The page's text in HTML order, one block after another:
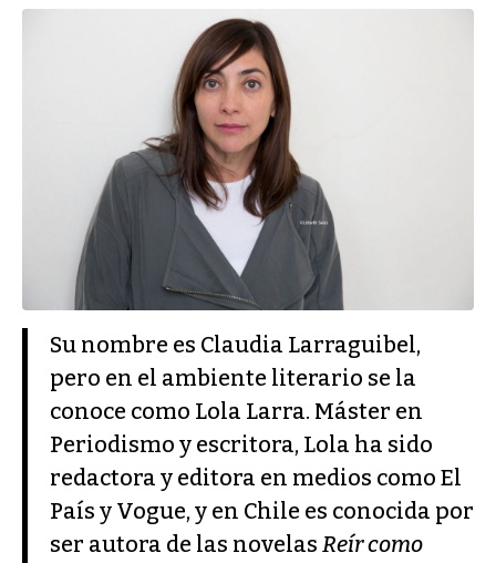
Su nombre es Claudia Larraguibel,
pero en el ambiente literario se la
conoce como Lola Larra. Máster en
Periodismo y escritora, Lola ha sido
redactora y editora en medios como El
País y Vogue, y en Chile es conocida por
ser autora de las novelas Reír como